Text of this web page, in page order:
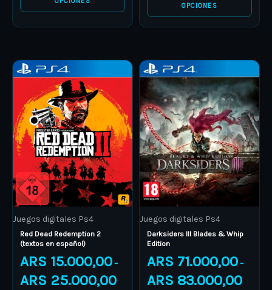
OPCIONES
Juegos digitales Ps4
Red Dead Redemption 2
(textos en español)
ARS 15.000,00 –
ARS 25.000,00
Price
ARS 15.000,00
ARS 25.000,00
This
product
has
multiple
variants.
The
options
may
be
chosen
on
the
product
Juegos digitales Ps4
Darksiders III Blades & Whip
Edition
ARS 71.000,00 –
ARS 83.000,00
Price
ARS
through
ARS
This
product
has
multiple
variants.
The
options
may
be
chosen
on
the
product